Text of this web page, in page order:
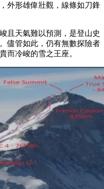
外形雄偉壯觀，線條如刀鋒
且天氣難以預測，是登山史
儘管如此，仍有無數探險者
而冷峻的雪之王座。